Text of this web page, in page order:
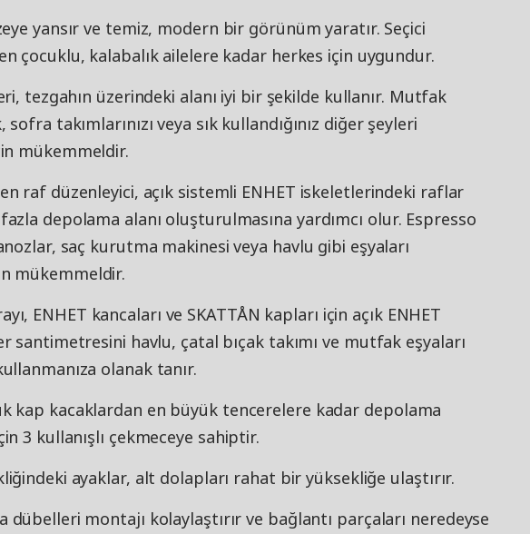
yansır ve temiz, modern bir görünüm yaratır. Seçici
çocuklu, kalabalık ailelere kadar herkes için uygundur.
tezgahın üzerindeki alanı iyi bir şekilde kullanır. Mutfak
sofra takımlarınızı veya sık kullandığınız diğer şeyleri
mükemmeldir.
raf düzenleyici, açık sistemli ENHET iskeletlerindeki raflar
depolama alanı oluşturulmasına yardımcı olur. Espresso
saç kurutma makinesi veya havlu gibi eşyaları
mükemmeldir.
ENHET kancaları ve SKATTÅN kapları için açık ENHET
santimetresini havlu, çatal bıçak takımı ve mutfak eşyaları
olanak tanır.
kap kacaklardan en büyük tencerelere kadar depolama
3 kullanışlı çekmeceye sahiptir.
ayaklar, alt dolapları rahat bir yüksekliğe ulaştırır.
dübelleri montajı kolaylaştırır ve bağlantı parçaları neredeyse